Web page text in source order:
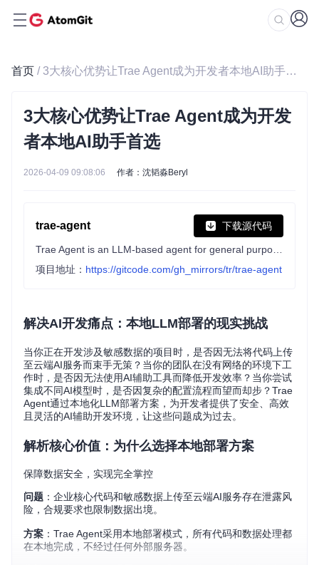
首页 / 3大核心优势让Trae Agent成为开发者本地AI助手首选
3大核心优势让Trae Agent成为开发
者本地AI助手首选
2026-04-09 09:08:06 作者：沈韬淼Beryl
trae-agent 下载源代码
项目地址： https://gitcode.com/gh_mirrors/tr/trae-agent
解决AI开发痛点：本地LLM部署的现实挑战
当你正在开发涉及敏感数据的项目时，是否因无法将代码上传
至云端AI服务而束手无策？当你的团队在没有网络的环境下工
作时，是否因无法使用AI辅助工具而降低开发效率？当你尝试
集成不同AI模型时，是否因复杂的配置流程而望而却步？Trae
Agent通过本地化LLM部署方案，为开发者提供了安全、高效
且灵活的AI辅助开发环境，让这些问题成为过去。
解析核心价值：为什么选择本地部署方案
保障数据安全，实现完全掌控
问题 ：企业核心代码和敏感数据上传至云端AI服务存在泄露风
险，合规要求也限制数据出境。
方案 ：Trae Agent采用本地部署模式，所有代码和数据处理都
在本地完成，不经过任何外部服务器。